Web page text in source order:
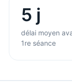
5 j
délai moyen
1re séance